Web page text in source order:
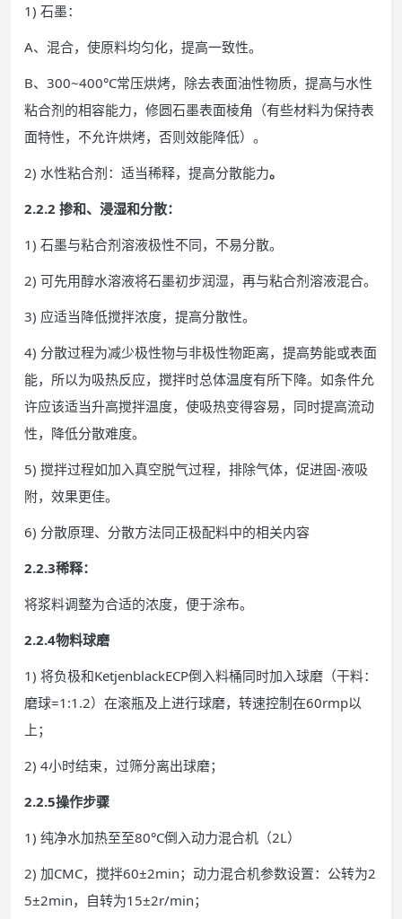
1) 石墨：
A、混合，使原料均匀化，提高一致性。
B、300~400°C常压烘烤，除去表面油性物质，提高与水性
粘合剂的相容能力，修圆石墨表面棱角（有些材料为保持表
面特性，不允许烘烤，否则效能降低）。
2) 水性粘合剂：适当稀释，提高分散能力。
2.2.2 掺和、浸湿和分散：
1) 石墨与粘合剂溶液极性不同，不易分散。
2) 可先用醇水溶液将石墨初步润湿，再与粘合剂溶液混合。
3) 应适当降低搅拌浓度，提高分散性。
4) 分散过程为减少极性物与非极性物距离，提高势能或表面
能，所以为吸热反应，搅拌时总体温度有所下降。如条件允
许应该适当升高搅拌温度，使吸热变得容易，同时提高流动
性，降低分散难度。
5) 搅拌过程如加入真空脱气过程，排除气体，促进固-液吸
附，效果更佳。
6) 分散原理、分散方法同正极配料中的相关内容
2.2.3稀释：
将浆料调整为合适的浓度，便于涂布。
2.2.4物料球磨
1) 将负极和KetjenblackECP倒入料桶同时加入球磨（干料：
磨球=1:1.2）在滚瓶及上进行球磨，转速控制在60rmp以
上；
2) 4小时结束，过筛分离出球磨；
2.2.5操作步骤
1) 纯净水加热至至80°C倒入动力混合机（2L）
2) 加CMC，搅拌60±2min；动力混合机参数设置：公转为2
5±2min，自转为15±2r/min；